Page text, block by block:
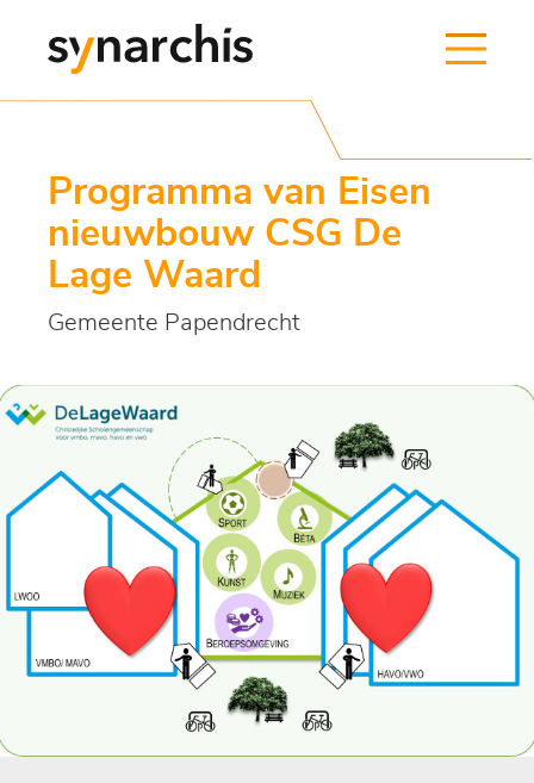
Programma van Eisen
nieuwbouw CSG De
Lage Waard
Gemeente Papendrecht